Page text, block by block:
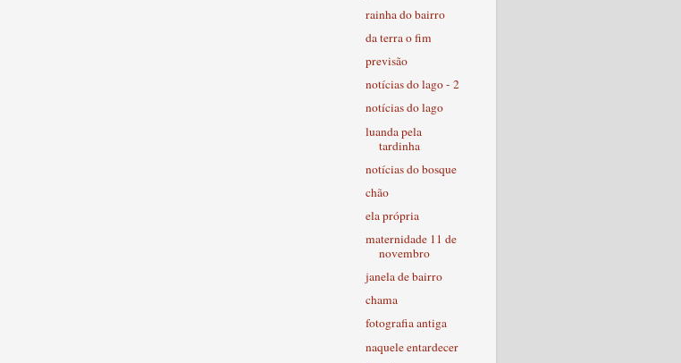
rainha do bairro
da terra o fim
previsão
notícias do lago - 2
notícias do lago
luanda pela
tardinha
notícias do bosque
chão
ela própria
maternidade 11 de
novembro
janela de bairro
chama
fotografia antiga
naquele entardecer